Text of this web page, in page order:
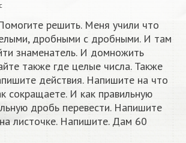
решить. Меня учили что
дробными с дробными. И там
знаменатель. И домножить
также где целые числа. Также
действия. Напишите на что
сокращаете. И как правильную
дробь перевести. Напишите
листочке. Напишите. Дам 60